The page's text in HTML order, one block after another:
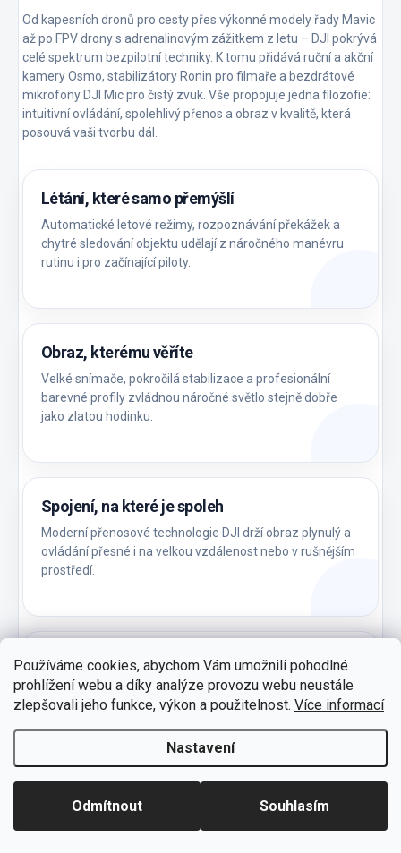
Používáme cookies, abychom Vám umožnili pohodlné
prohlížení webu a díky analýze provozu webu neustále
zlepšovali jeho funkce, výkon a použitelnost. Více informací
Nastavení
Odmítnout Souhlasím
Od kapesních dronů pro cesty přes výkonné modely řady Mavic
až po FPV drony s adrenalinovým zážitkem z letu – DJI pokrývá
celé spektrum bezpilotní techniky. K tomu přidává ruční a akční
kamery Osmo, stabilizátory Ronin pro filmaře a bezdrátové
mikrofony DJI Mic pro čistý zvuk. Vše propojuje jedna filozofie:
intuitivní ovládání, spolehlivý přenos a obraz v kvalitě, která
posouvá vaši tvorbu dál.
Létání, které samo přemýšlí
Automatické letové režimy, rozpoznávání překážek a
chytré sledování objektu udělají z náročného manévru
rutinu i pro začínající piloty.
Obraz, kterému věříte
Velké snímače, pokročilá stabilizace a profesionální
barevné profily zvládnou náročné světlo stejně dobře
jako zlatou hodinku.
Spojení, na které je spoleh
Moderní přenosové technologie DJI drží obraz plynulý a
ovládání přesné i na velkou vzdálenost nebo v rušnějším
prostředí.
Vše propojené, nic navíc
Drony, ovladače, aplikace, baterie a příslušenství fungují
jako jeden systém – bez zbytečného hledání
Historie DJI: od studentského